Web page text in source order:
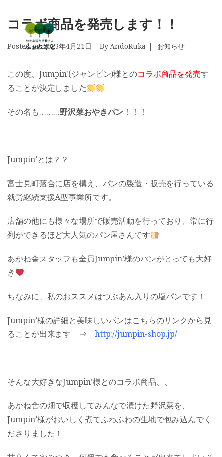
コラボ商品を発売します！！
Posted on2023年4月21日 By AndoRuka お知らせ
この度、Jumpin'(ジャンピン)様とのコラボ商品を発売す
ることが決定しました
その名も………野沢菜おやきパン ！！！
Jumpin’とは？？
富士見町落合に店を構え、パンの製造・販売を行っている
就労継続支援A型事業所です。
店舗の他にも様々な場所で販売活動を行っており、常に行
列ができるほど大人気のパン屋さんです
あかね舎スタッフも全員Jumpin’様のパンがとっても大好
き
ちなみに、私のおススメはつぶあん入りの塩パンです！
Jumpin’様の詳細と美味しいパンはこちらのリンクから見
ることが出来ます ⇒ http://jumpin-shop.jp/
そんな大好きなJumpin’様とのコラボ商品、、
あかね舎の畑で収穫してみんなで漬けた野沢菜を、
Jumpin’様がおいしく煮てふわふわの生地で包み込んでく
ださりました！